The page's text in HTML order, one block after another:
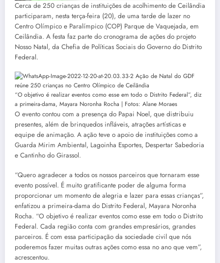
Cerca de 250 crianças de instituições de acolhimento de Ceilândia
participaram, nesta terça-feira (20), de uma tarde de lazer no
Centro Olímpico e Paralímpico (COP) Parque de Vaquejada, em
Ceilândia. A festa faz parte do cronograma de ações do projeto
Nosso Natal, da Chefia de Políticas Sociais do Governo do Distrito
Federal.
“O objetivo é realizar eventos como esse em todo o Distrito Federal”, diz
a primeira-dama, Mayara Noronha Rocha | Fotos: Alane Moraes
O evento contou com a presença do Papai Noel, que distribuiu
presentes, além de brinquedos infláveis, atrações artísticas e
equipe de animação. A ação teve o apoio de instituições como a
Guarda Mirim Ambiental, Lagoinha Esportes, Despertar Sabedoria
e Cantinho do Girassol.
“Quero agradecer a todos os nossos parceiros que tornaram esse
evento possível. É muito gratificante poder de alguma forma
proporcionar um momento de alegria e lazer para essas crianças”,
enfatizou a primeira-dama do Distrito Federal, Mayara Noronha
Rocha. “O objetivo é realizar eventos como esse em todo o Distrito
Federal. Cada região conta com grandes empresários, grandes
parceiros. É com essa participação da sociedade civil que nós
poderemos fazer muitas outras ações como essa no ano que vem”,
acrescentou.